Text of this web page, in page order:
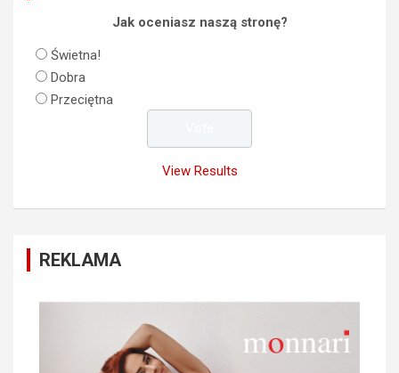
Jak oceniasz naszą stronę?
Świetna!
Dobra
Przeciętna
View Results
REKLAMA